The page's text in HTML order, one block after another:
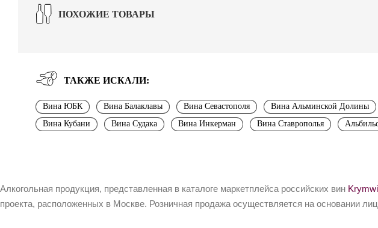
ПОХОЖИЕ ТОВАРЫ
ТАКЖЕ ИСКАЛИ:
Вина ЮБК Вина Балаклавы Вина Севастополя Вина Альминской Долины
Вина Кубани
Вина Судака Вина Инкерман Вина Ставрополья
Алкогольная продукция, представленная в каталоге маркетплейса российских вин
проекта, расположенных в Москве. Розничная продажа осуществляется на основании